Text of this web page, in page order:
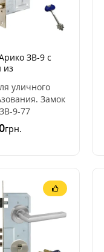
с
A
ЗВ-9 с
из
уличного
Замок
9-77
аналогом
10.11 и
грн.